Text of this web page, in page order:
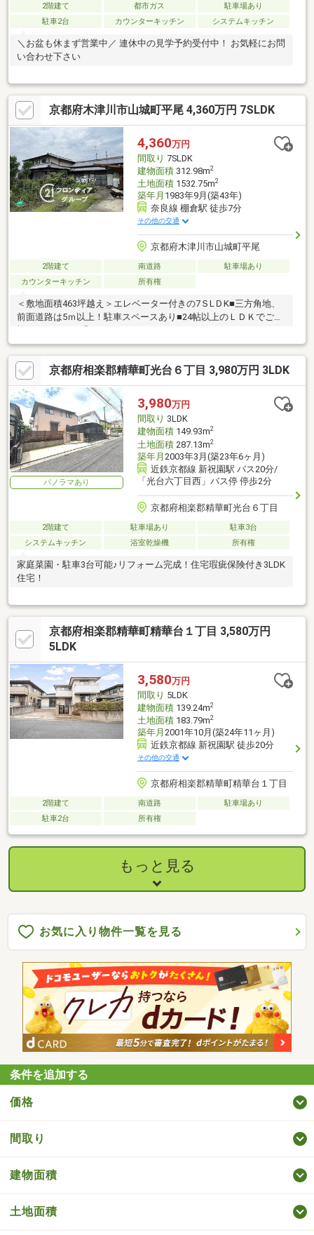
2階建て 都市ガス
駐車場あり
駐車2台
カウンターキッチン システムキッチン
＼お盆も休まず営業中／ 連休中の見学予約受付中！ お気軽にお問
い合わせ下さい
京都府木津川市山城町平尾 4,360万円 7SLDK
4,360万円
間取り 7SLDK
建物面積312.98m2
土地面積1532.75m2
築年月 1983年9月(築43年)
奈良線 棚倉駅 徒歩7分
その他の交通
京都府木津川市山城町平尾
2階建て 南道路
駐車場あり
カウンターキッチン
所有権
＜敷地面積463坪越え＞エレベーター付きの7ＳLＤK■三方角地、
前面道路は5ｍ以上！駐車スペースあり■24帖以上のＬＤＫでご家
京都府相楽郡精華町光台６丁目 3,980万円 3LDK
パノラマあり
3,980万円
間取り 3LDK
建物面積149.93m2
土地面積287.13m2
築年月 2003年3月(築23年6ヶ月)
近鉄京都線 新祝園駅 バス20分/
「光台六丁目西」バス停 停歩2分
京都府相楽郡精華町光台６丁目
2階建て 駐車場あり
駐車3台
システムキッチン
浴室乾燥機 所有権
家庭菜園・駐車3台可能♪リフォーム完成！住宅瑕疵保険付き3LDK
住宅！
京都府相楽郡精華町精華台１丁目 3,580万円
5LDK
3,580万円
間取り 5LDK
建物面積139.24m2
土地面積183.79m2
築年月 2001年10月(築24年11ヶ月)
近鉄京都線 新祝園駅 徒歩20分
その他の交通
京都府相楽郡精華町精華台１丁目
2階建て 南道路
駐車場あり
駐車2台
所有権
もっと見る
お気に入り物件一覧を見る
条件を追加する
価格
間取り
建物面積
土地面積